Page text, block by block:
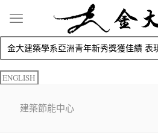
金大建築學系亞洲青年新秀獎獲佳績 表
ENGLISH
建築節能中心